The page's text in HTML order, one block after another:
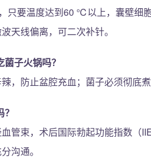
只要温度达到60 ℃以上，囊壁细
天线偏离，可二次补针。
子火锅吗？
，防止盆腔充血；菌子必须彻底
管束，术后国际勃起功能指数（
沟通。